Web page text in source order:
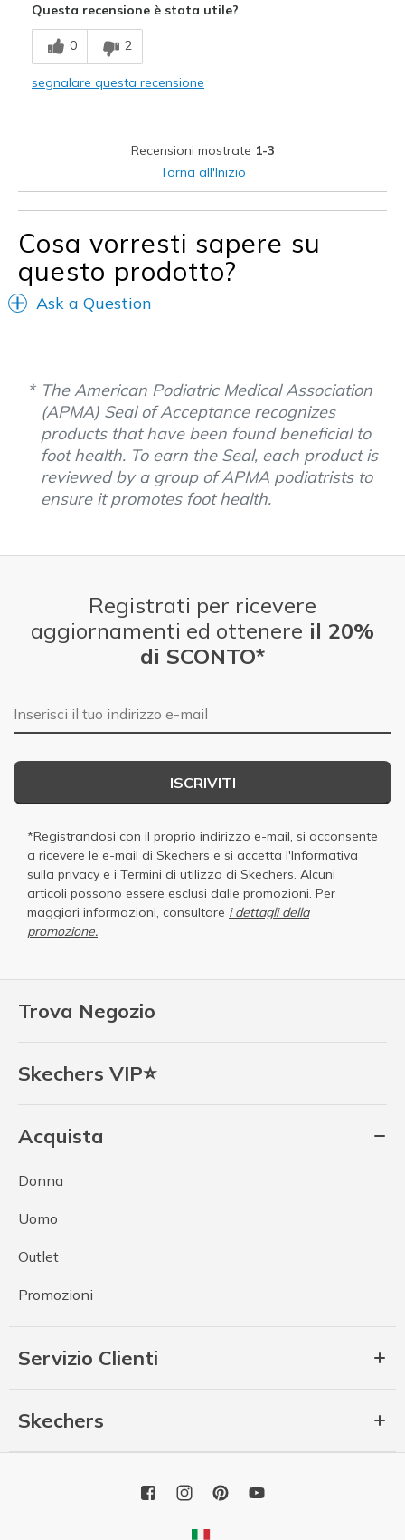
Breathe Well
Comfortable
work safety shoes
Width
Feels true to width
Feels half size too big
View On Shoes
I'm Into Shoes
Questa recensione è stata utile?
0 2
segnalare questa recensione
Recensioni mostrate 1-3
Torna all'Inizio
Cosa vorresti sapere su
questo prodotto?
Ask a Question
The American Podiatric Medical Association
(APMA) Seal of Acceptance recognizes
products that have been found beneficial to
foot health. To earn the Seal, each product is
reviewed by a group of APMA podiatrists to
ensure it promotes foot health.
Trova Negozio
Skechers VIP⭐
Acquista
Donna
Uomo
Outlet
Promozioni
Servizio Clienti
Skechers
Registrati per ricevere
aggiornamenti ed ottenere il 20%
di SCONTO*
E-mail
ISCRIVITI
*Registrandosi con il proprio indirizzo e-mail, si acconsente
a ricevere le e-mail di Skechers e si accetta l'Informativa
sulla privacy e i Termini di utilizzo di Skechers. Alcuni
articoli possono essere esclusi dalle promozioni. Per
maggiori informazioni, consultare i dettagli della
promozione.